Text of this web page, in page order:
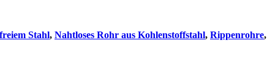
Stahl, Nahtloses Rohr aus Kohlenstoffstahl, Rippenrohre,